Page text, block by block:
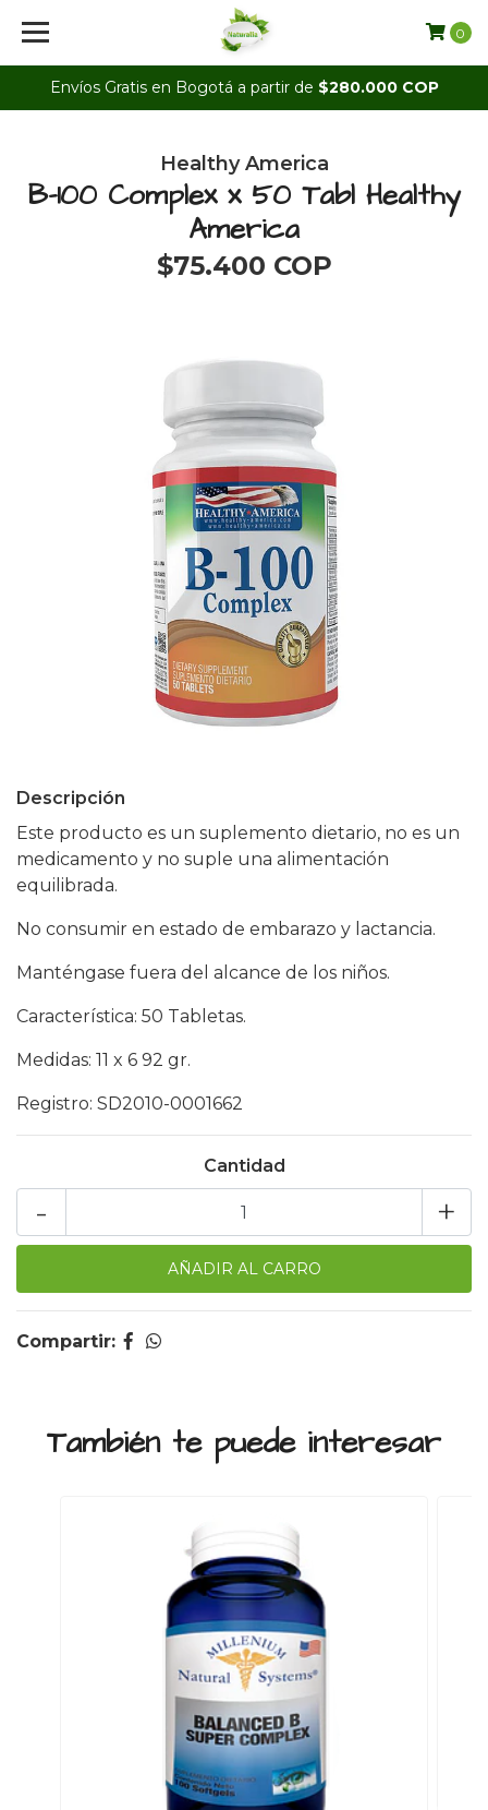
Envíos Gratis en Bogotá a partir de $280.000 COP
0
Healthy America
B-100 Complex x 50 Tabl Healthy
America
$75.400 COP
Descripción
Este producto es un suplemento dietario, no es un
medicamento y no suple una alimentación
equilibrada.
No consumir en estado de embarazo y lactancia.
Manténgase fuera del alcance de los niños.
Característica: 50 Tabletas.
Medidas: 11 x 6 92 gr.
Registro: SD2010-0001662
Cantidad
+
-
Compartir:
También te puede interesar